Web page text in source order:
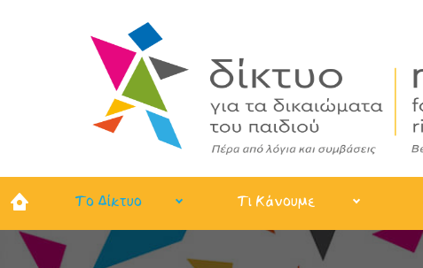
Το Δίκτυο Τι Κάνουμε